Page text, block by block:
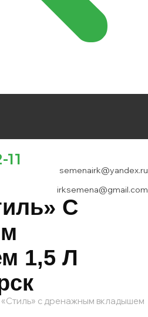
semenairk@yandex.ru
irksemena@gmail.com
С
1,5 Л
с дренажным вкладышем